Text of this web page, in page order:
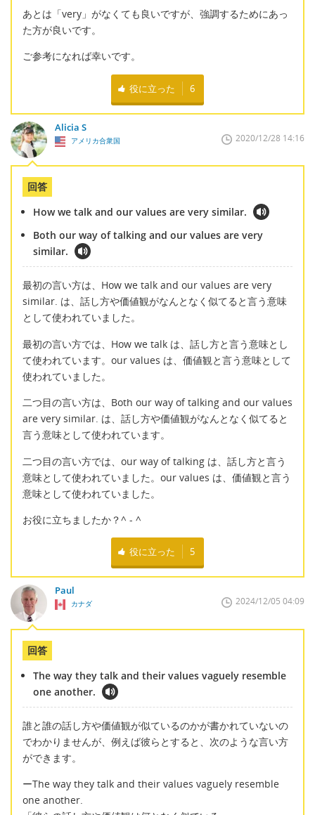
あとは「very」がなくても良いですが、強調するためにあっ
た方が良いです。
ご参考になれば幸いです。
役に立った 6
Alicia S
アメリカ合衆国 2020/12/28 14:16
回答
How we talk and our values are very similar.
Both our way of talking and our values are very
similar.
最初の言い方は、How we talk and our values are very
similar. は、話し方や価値観がなんとなく似てると言う意味
として使われていました。
最初の言い方では、How we talk は、話し方と言う意味とし
て使われています。our values は、価値観と言う意味として
使われていました。
二つ目の言い方は、Both our way of talking and our values
are very similar. は、話し方や価値観がなんとなく似てると
言う意味として使われています。
二つ目の言い方では、our way of talking は、話し方と言う
意味として使われていました。our values は、価値観と言う
意味として使われていました。
お役に立ちましたか？^ - ^
役に立った 5
Paul
カナダ 2024/12/05 04:09
回答
The way they talk and their values vaguely resemble
one another.
誰と誰の話し方や価値観が似ているのかが書かれていないの
でわかりませんが、例えば彼らとすると、次のような言い方
ができます。
ーThe way they talk and their values vaguely resemble
one another.